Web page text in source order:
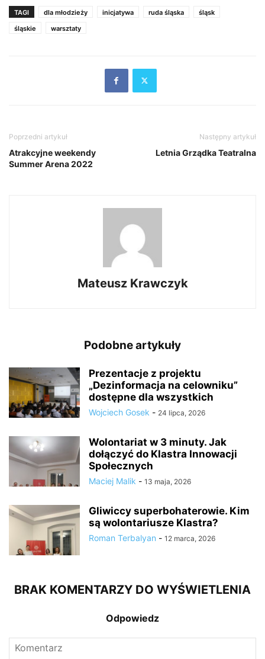
TAGI dla młodzieży inicjatywa ruda śląska
śląsk
śląskie
warsztaty
Poprzedni artykuł
Atrakcyjne weekendy
Summer Arena 2022
Następny artykuł
Letnia Grządka Teatralna
Mateusz Krawczyk
Podobne artykuły
Prezentacje z projektu
„Dezinformacja na celowniku”
dostępne dla wszystkich
Wojciech Gosek - 24 lipca, 2026
Wolontariat w 3 minuty. Jak
dołączyć do Klastra Innowacji
Społecznych
Maciej Malik - 13 maja, 2026
Gliwiccy superbohaterowie. Kim
są wolontariusze Klastra?
Roman Terbalyan - 12 marca, 2026
BRAK KOMENTARZY DO WYŚWIETLENIA
Odpowiedz